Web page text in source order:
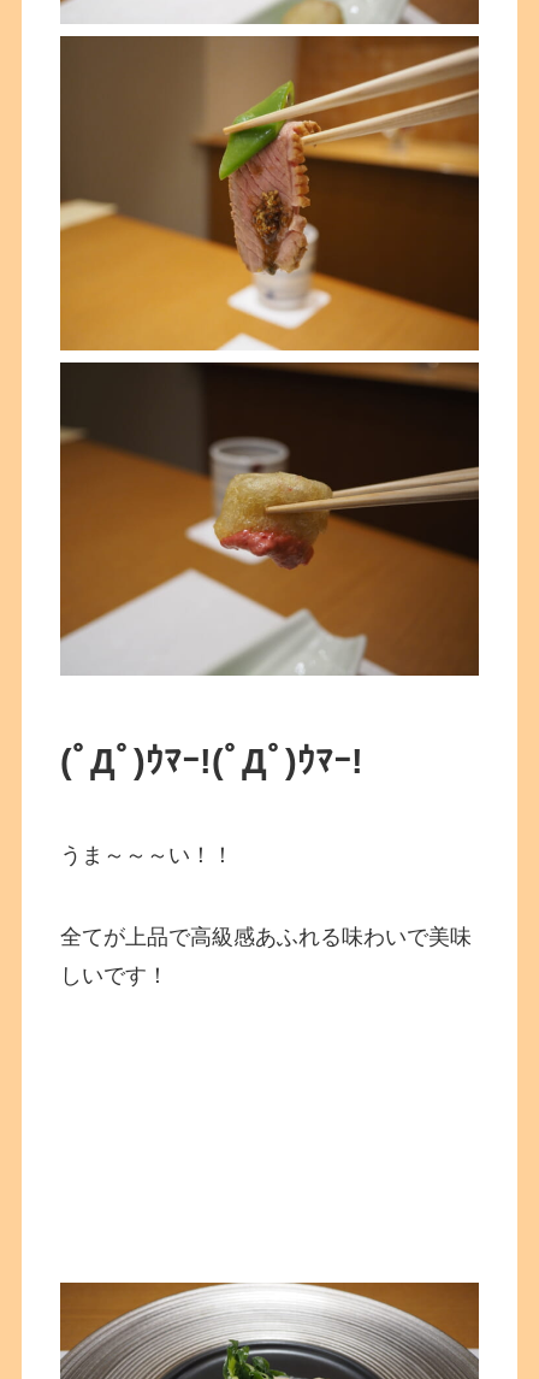
(ﾟДﾟ)ｳﾏｰ!(ﾟДﾟ)ｳﾏｰ!
うま～～～い！！
全てが上品で高級感あふれる味わいで美味
しいです！